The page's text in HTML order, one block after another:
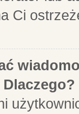
Ci